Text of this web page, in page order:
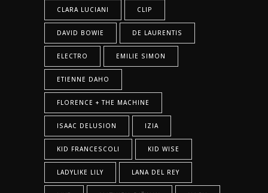
CLARA LUCIANI CLIP
DAVID BOWIE DE LAURENTIS
ELECTRO EMILIE SIMON
ETIENNE DAHO
FLORENCE + THE MACHINE
ISAAC DELUSION IZIA
KID FRANCESCOLI KID WISE
LADYLIKE LILY LANA DEL REY